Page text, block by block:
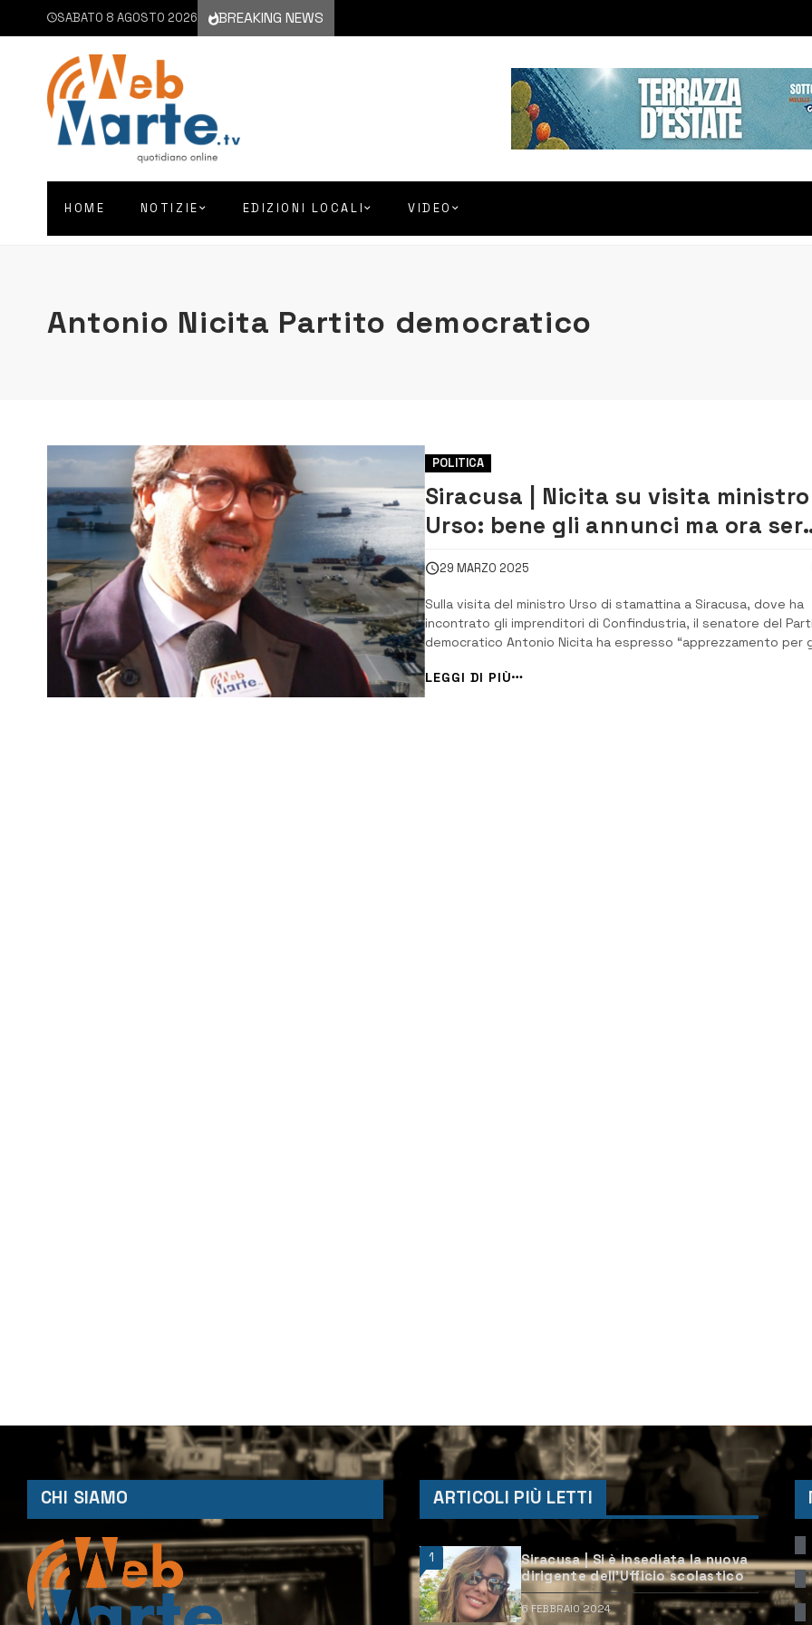
SABATO 8 AGOSTO 2026 BREAKING NEWS
HOME NOTIZIE EDIZIONI LOCALI VIDEO
Antonio Nicita Partito democratico
POLITICA
Siracusa | Nicita su visita ministro
Urso: bene gli annunci ma ora
fare di più per la chimica
29 MARZO 2025
Sulla visita del ministro Urso di stamattina a Siracusa, dove ha
incontrato gli imprenditori di Confindustria, il senatore del
democratico Antonio Nicita ha espresso “apprezzamento per
la chimica. Servono proposte specifiche e dirompenti”. Per
il ministro Urs...
LEGGI DI PIÙ
CHI SIAMO ARTICOLI PIÙ LETTI
1
Siracusa | Si è insediata la nuova
dirigente dell’Ufficio scolastico
6 FEBBRAIO 2024